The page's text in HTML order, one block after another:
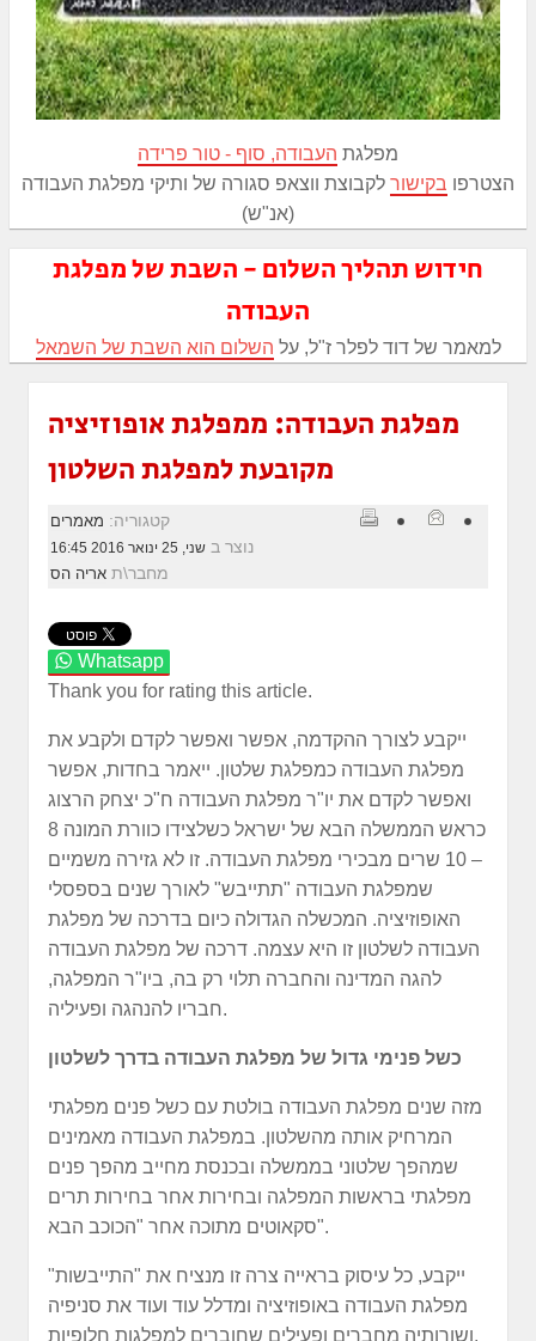
מפלגת העבודה, סוף - טור פרידה
הצטרפו בקישור לקבוצת ווצאפ סגורה של ותיקי מפלגת העבודה
(אנ"ש)
חידוש תהליך השלום - השבת של מפלגת
העבודה
למאמר של דוד לפלר ז"ל, על השלום הוא השבת של השמאל
מפלגת העבודה: ממפלגת אופוזיציה
מקובעת למפלגת השלטון
קטגוריה: מאמרים
נוצר ב שני, 25 ינואר 2016 16:45
מחבר\ת אריה הס
Whatsapp
Thank you for rating this article.
ייקבע לצורך ההקדמה, אפשר ואפשר לקדם ולקבע את
מפלגת העבודה כמפלגת שלטון. ייאמר בחדות, אפשר
ואפשר לקדם את יו"ר מפלגת העבודה ח"כ יצחק הרצוג
כראש הממשלה הבא של ישראל כשלצידו כוורת המונה 8
– 10 שרים מבכירי מפלגת העבודה.
זו לא גזירה משמיים
שמפלגת העבודה "תתייבש" לאורך שנים בספסלי
האופוזיציה. המכשלה הגדולה כיום בדרכה של מפלגת
העבודה לשלטון זו היא עצמה. דרכה של מפלגת העבודה
להגה המדינה והחברה תלוי רק בה, ביו"ר המפלגה,
חבריו להנהגה ופעיליה.
כשל פנימי גדול של מפלגת העבודה בדרך לשלטון
מזה שנים מפלגת העבודה בולטת עם כשל פנים מפלגתי
המרחיק אותה מהשלטון. במפלגת העבודה מאמינים
שמהפך שלטוני בממשלה ובכנסת מחייב מהפך פנים
מפלגתי בראשות המפלגה ובחירות אחר בחירות תרים
סקאוטים מתוכה אחר "הכוכב הבא".
ייקבע, כל עיסוק בראייה צרה זו מנציח את "התייבשות"
מפלגת העבודה באופוזיציה ומדלל עוד ועוד את סניפיה
ושורותיה מחברים ופעילים שחוברים למפלגות חלופיות.